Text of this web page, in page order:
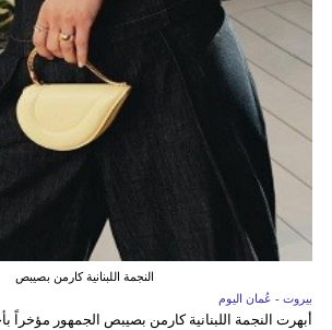
النجمة اللبنانية كارمن بصيبص
بيروت - عُمان اليوم
أبهرت النجمة اللبنانية كارمن بصيبص الجمهور مؤخراً